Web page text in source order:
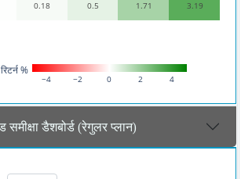
0.18 0.5 1.71 3.19
−4 −2 0 2 4
रिटर्न %
टाटा फ्लोटिंग रेट फंड समीक्षा डैशबोर्ड (रेगुलर प्लान)